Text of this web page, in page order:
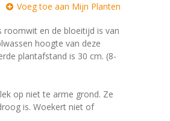
Voeg toe aan Mijn Planten
roomwit en de bloeitijd is van
hoogte van deze
plantafstand is 30 cm. (8-
op niet te arme grond. Ze
is. Woekert niet of